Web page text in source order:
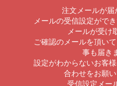
注文メールが
メールの受信設定がで
メールが受け
ご確認のメールを頂い
事も届き
設定がわからないお客
合わせをお願い
受信設定メー